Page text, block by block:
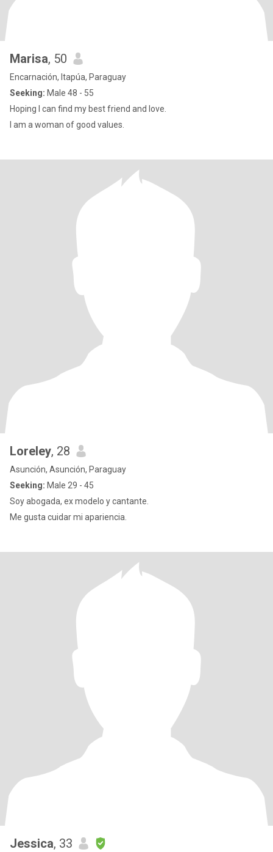
Marisa, 50
Encarnación, Itapúa, Paraguay
Seeking: Male 48 - 55
Hoping I can find my best friend and love.
I am a woman of good values.
Loreley, 28
Asunción, Asunción, Paraguay
Seeking: Male 29 - 45
Soy abogada, ex modelo y cantante.
Me gusta cuidar mi apariencia.
Jessica, 33